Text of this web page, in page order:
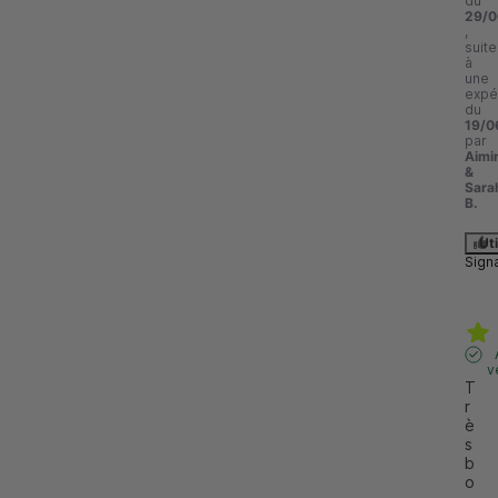
29/
,
suite
à
une
du
19/
par
&
B.
T
r
è
s
b
o